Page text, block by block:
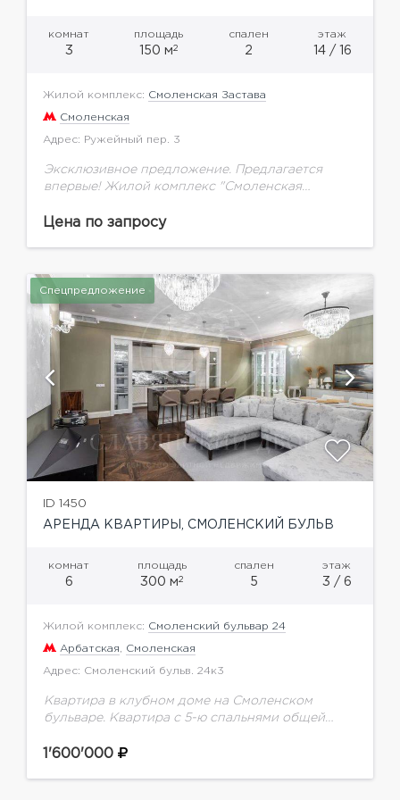
комнат
3
площадь
150 м2
спален
2
этаж
14 / 16
Жилой комплекс: Смоленская Застава
Смоленская
Адрес: Ружейный пер. 3
Эксклюзивное предложение. Предлагается
впервые! Жилой комплекс "Смоленская
паркинг, охрана, гостевая парковка, пропускная
Цена по запросу
Спецпредложение
ID 1450
АРЕНДА КВАРТИРЫ, СМОЛЕНСКИЙ БУЛЬВ
комнат
6
площадь
300 м2
спален
5
этаж
3 / 6
Жилой комплекс: Смоленский бульвар 24
Арбатская, Смоленская
Адрес: Смоленский бульв. 24к3
Квартира в клубном доме на Смоленском
бульваре. Квартира с 5-ю спальнями общей
этажеВыполнен ремонт по индивидуальному
1'600'000